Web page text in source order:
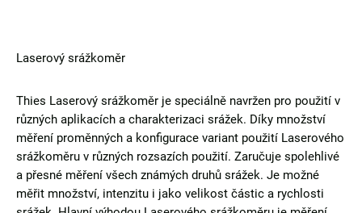
Laserový srážkoměr
Thies Laserový srážkoměr je speciálně navržen pro použití v
různých aplikacích a charakterizaci srážek. Díky množství
měření proměnných a konfigurace variant použití Laserového
srážkoměru v různých rozsazích použití. Zaručuje spolehlivé
a přesné měření všech známých druhů srážek. Je možné
měřit množství, intenzitu i jako velikost částic a rychlosti